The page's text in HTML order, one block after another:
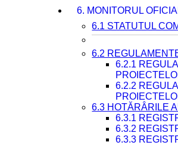
6. MONITORUL
6.1 STATUTUL
6.2
6.2.1
6.2.2
6.3 HOTĂRÂRILE
6.3.1
6.3.2
6.3.3